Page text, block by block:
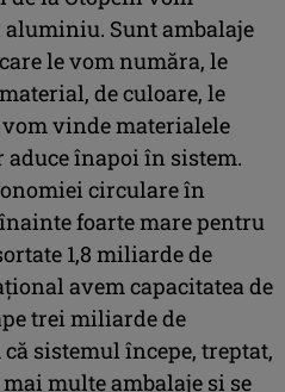
Sunt ambalaje
le vom număra, le
de culoare, le
vinde materialele
înapoi în sistem.
circulare în
foarte mare pentru
1,8 miliarde de
avem capacitatea de
trei miliarde de
sistemul începe, treptat,
multe ambalaje şi se